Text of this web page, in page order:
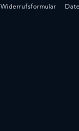
Widerrufsformular